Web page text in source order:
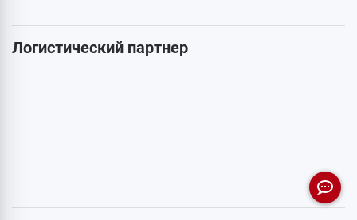
Логистический партнер